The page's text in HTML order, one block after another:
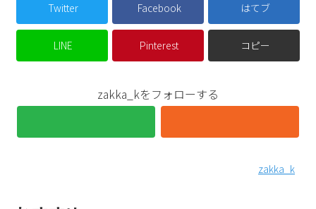
Twitter Facebook はてブ
LINE Pinterest コピー
zakka_kをフォローする
zakka_k